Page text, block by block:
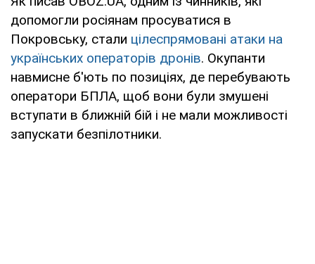
допомогли росіянам просуватися в
Покровську, стали цілеспрямовані атаки на
українських операторів дронів. Окупанти
навмисне б'ють по позиціях, де перебувають
оператори БПЛА, щоб вони були змушені
вступати в ближній бій і не мали можливості
запускати безпілотники.